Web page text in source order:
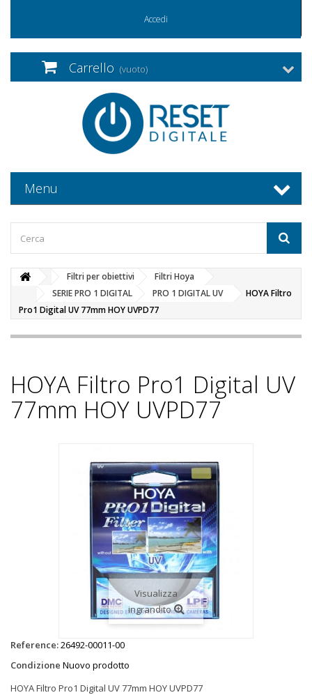
Accedi
Carrello (vuoto)
Menu
Filtri per obiettivi
Filtri Hoya
SERIE PRO 1 DIGITAL
PRO 1 DIGITAL UV
HOYA Filtro
Pro1 Digital UV 77mm HOY UVPD77
HOYA Filtro Pro1 Digital UV
77mm HOY UVPD77
Visualizza
ingrandito
Reference:26492-00011-00
Condizione Nuovo prodotto
HOYA Filtro Pro1 Digital UV 77mm HOY UVPD77